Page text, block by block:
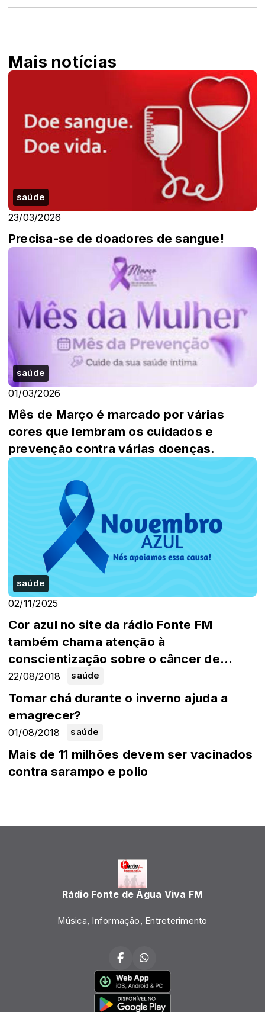
Mais notícias
saúde
23/03/2026
Precisa-se de doadores de sangue!
saúde
01/03/2026
Mês de Março é marcado por várias
cores que lembram os cuidados e
prevenção contra várias doenças.
saúde
02/11/2025
Cor azul no site da rádio Fonte FM
também chama atenção à
conscientização sobre o câncer de
próstata no Novembro Azul.
saúde
22/08/2018
Tomar chá durante o inverno ajuda a
emagrecer?
saúde
01/08/2018
Mais de 11 milhões devem ser vacinados
contra sarampo e polio
Rádio Fonte de Água Viva FM
Música, Informação, Entreterimento